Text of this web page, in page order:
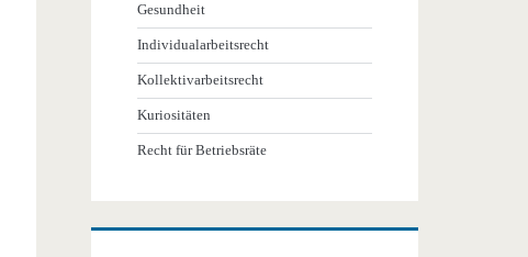
Gesundheit
Individualarbeitsrecht
Kollektivarbeitsrecht
Kuriositäten
Recht für Betriebsräte